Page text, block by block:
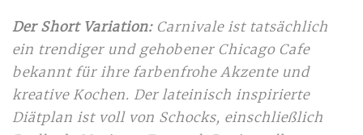
Der Short Variation: Carnivale ist tatsächlich
ein trendiger und gehobener Chicago Cafe
bekannt für ihre farbenfrohe Akzente und
kreative Kochen. Der lateinisch inspirierte
Diätplan ist voll von Schocks, einschließlich